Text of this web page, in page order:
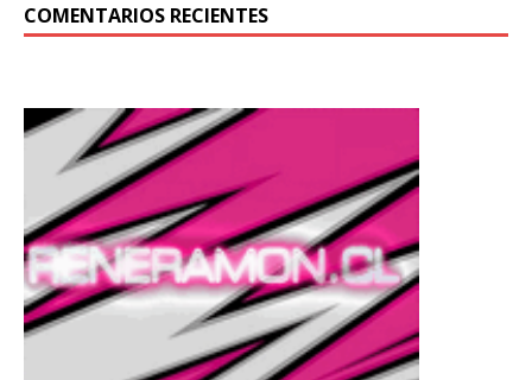
COMENTARIOS RECIENTES